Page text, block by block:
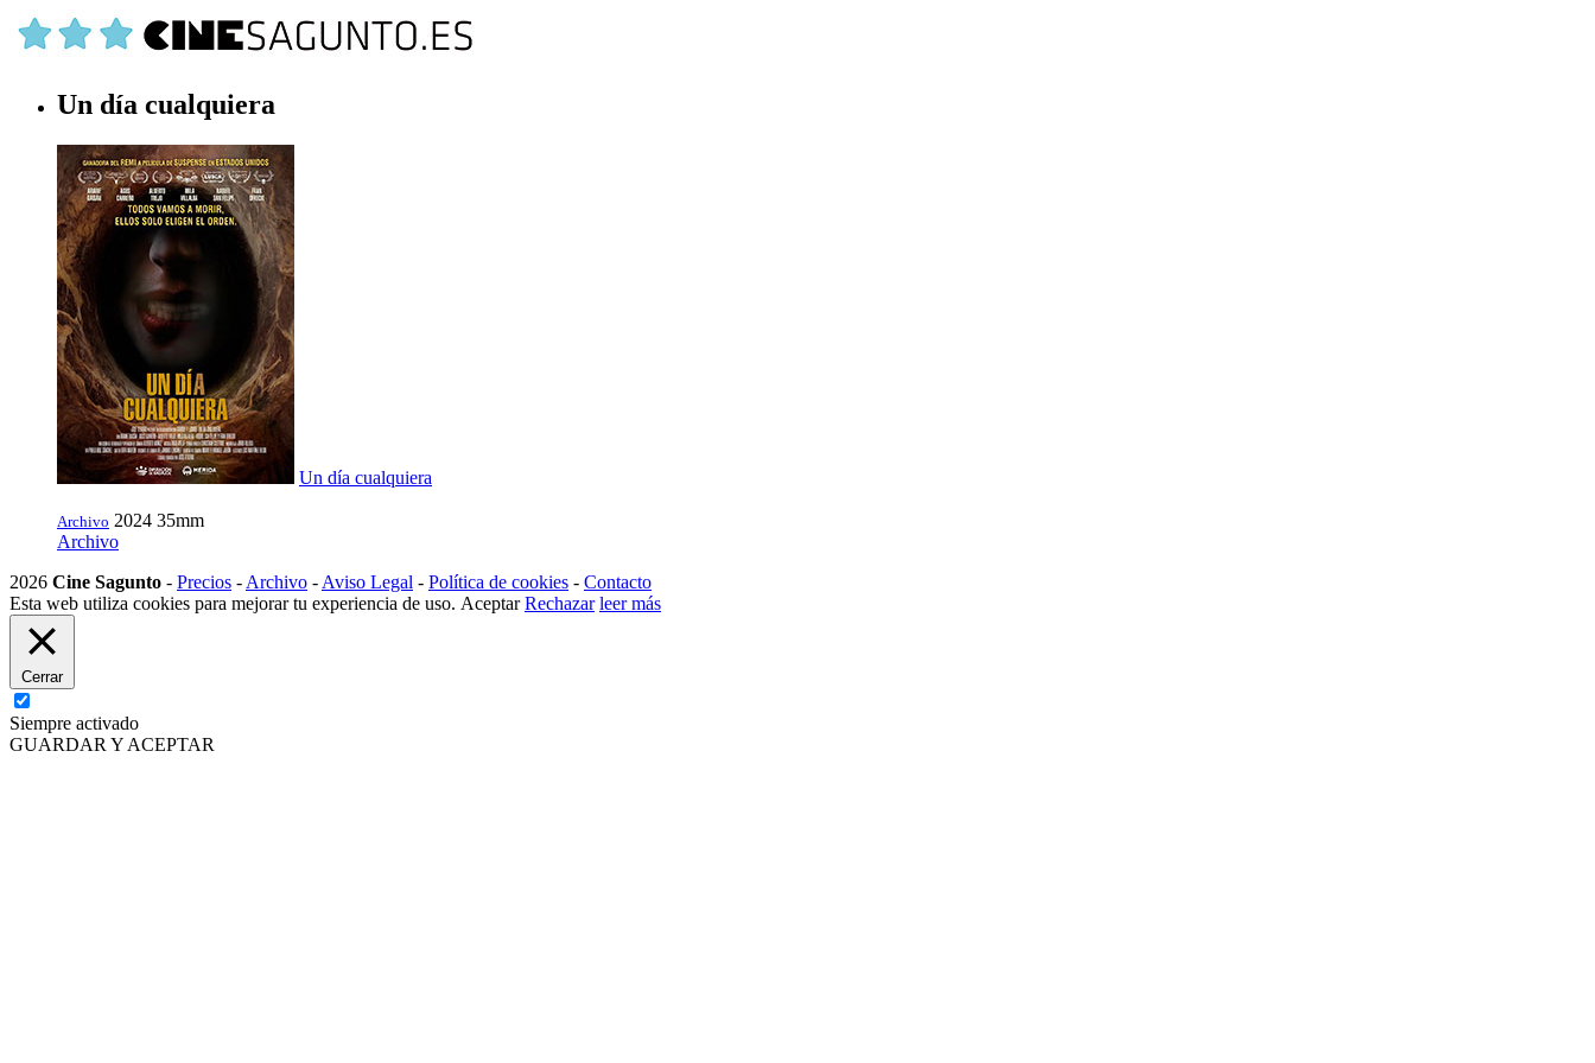
Un día cualquiera
Un día cualquiera
Archivo 2024 35mm
Archivo
2026 Cine Sagunto - Precios - Archivo - Aviso Legal - Política de cookies - Contacto
Esta web utiliza cookies para mejorar tu experiencia de uso. Aceptar Rechazar leer más
Cerrar
Siempre activado
GUARDAR Y ACEPTAR